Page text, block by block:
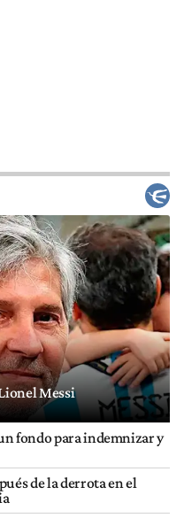
Messi
fondo para indemnizar y
de la derrota en el